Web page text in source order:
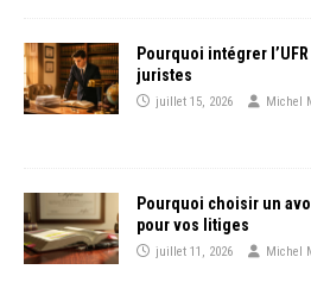
Pourquoi intégrer
juristes
juillet 15, 2026 Michel
Pourquoi choisir un
pour vos litiges
juillet 11, 2026 Michel